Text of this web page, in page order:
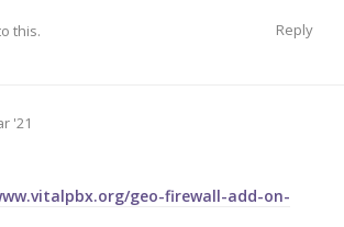
Reply
this.
'21
geo-firewall-add-on-